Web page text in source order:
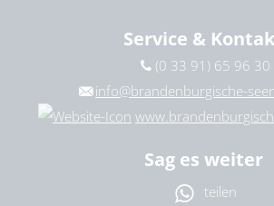
Service &
(0 33 91) 65 96 30
info@brandenburgische-
Sag es weiter
teilen